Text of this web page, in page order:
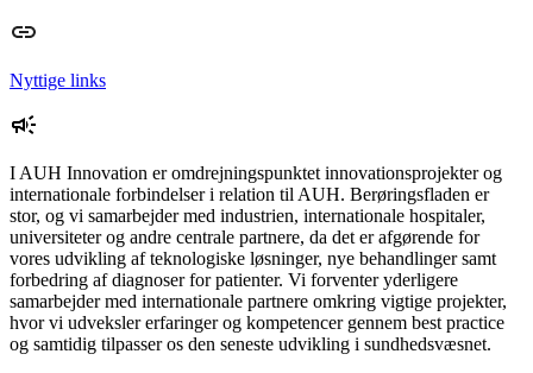
Nyttige links
I AUH Innovation er omdrejningspunktet innovationsprojekter og
internationale forbindelser i relation til AUH. Berøringsfladen er
stor, og vi samarbejder med industrien, internationale hospitaler,
universiteter og andre centrale partnere, da det er afgørende for
vores udvikling af teknologiske løsninger, nye behandlinger samt
forbedring af diagnoser for patienter. Vi forventer yderligere
samarbejder med internationale partnere omkring vigtige projekter,
hvor vi udveksler erfaringer og kompetencer gennem best practice
og samtidig tilpasser os den seneste udvikling i sundhedsvæsnet.